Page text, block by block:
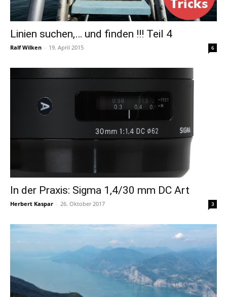
Linien suchen,… und finden !!! Teil 4
Ralf Wilken - 19. April 2015 6
In der Praxis: Sigma 1,4/30 mm DC Art
Herbert Kaspar - 26. Oktober 2017 3